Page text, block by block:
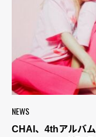
NEWS
CHAI、4thアルバ